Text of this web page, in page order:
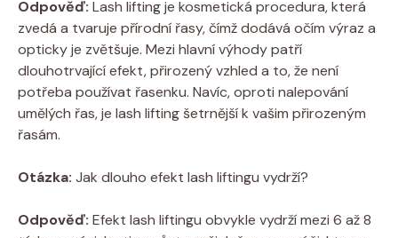
Odpověď: Lash lifting je kosmetická procedura, která
zvedá a tvaruje přírodní řasy, čímž dodává očím výraz a
opticky je zvětšuje. Mezi hlavní výhody patří
dlouhotrvající efekt, přirozený vzhled a to, že není
potřeba používat řasenku. Navíc, oproti nalepování
umělých řas, je lash lifting šetrnější k vašim přirozeným
řasám.
Otázka: Jak dlouho efekt lash liftingu vydrží?
Odpověď: Efekt lash liftingu obvykle vydrží mezi 6 až 8